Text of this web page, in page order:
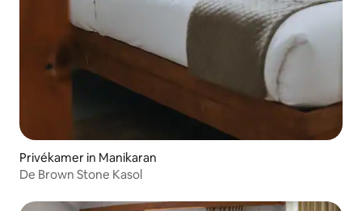
Privékamer in Manikaran
De Brown Stone Kasol